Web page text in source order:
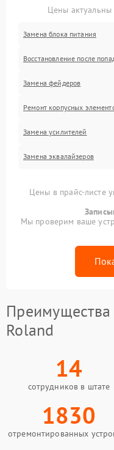
Цены
Замена блока питания
Восстановление после
Замена фейдеров
Ремонт корпусных
Замена усилителей
Замена эквалайзеров
Цены в прайс-листе
Мы проверим ваше
Преимущества
Roland
14
сотрудников в штате
1830
отремонтированных